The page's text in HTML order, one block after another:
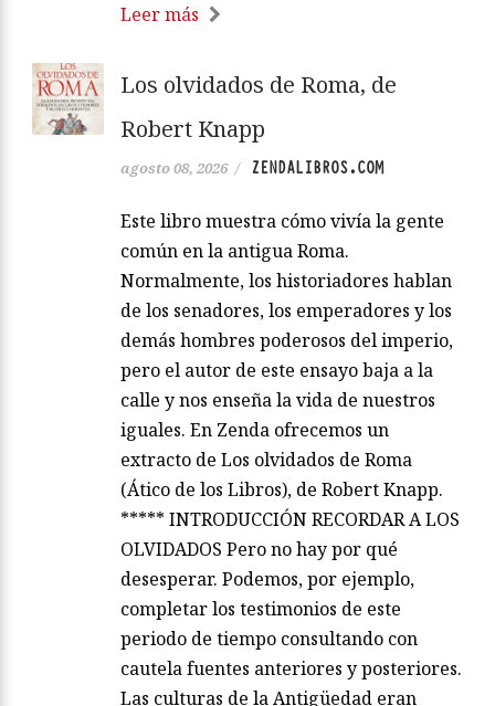
Leer más
Los olvidados de Roma, de
Robert Knapp
agosto 08, 2026 / ZENDALIBROS.COM
Este libro muestra cómo vivía la gente
común en la antigua Roma.
Normalmente, los historiadores hablan
de los senadores, los emperadores y los
demás hombres poderosos del imperio,
pero el autor de este ensayo baja a la
calle y nos enseña la vida de nuestros
iguales. En Zenda ofrecemos un
extracto de Los olvidados de Roma
(Ático de los Libros), de Robert Knapp.
***** INTRODUCCIÓN RECORDAR A LOS
OLVIDADOS Pero no hay por qué
desesperar. Podemos, por ejemplo,
completar los testimonios de este
periodo de tiempo consultando con
cautela fuentes anteriores y posteriores.
Las culturas de la Antigüedad eran